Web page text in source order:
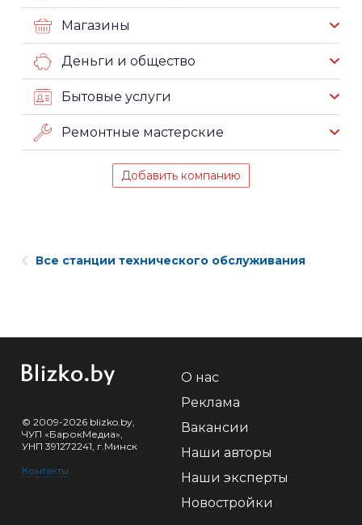
Магазины
Деньги и общество
Бытовые услуги
Ремонтные мастерские
Добавить компанию
Все станции технического обслуживания
© 2009-2026 blizko.by,
ЧУП «БарокМедиа»,
УНП 391272241, г.Минск
Контакты
О нас
Реклама
Вакансии
Наши авторы
Наши эксперты
Новостройки